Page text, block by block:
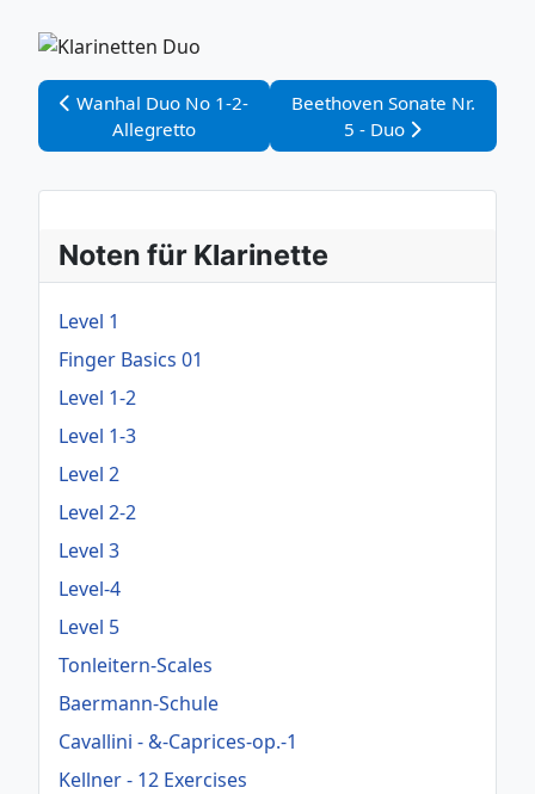
Vorheriger Beitrag: Wanhal Duo No 1-2-Allegretto
Wanhal Duo No 1-2-
Allegretto
Nächster Beitrag:
Beethoven Sonate Nr.
5 - Duo
Noten für Klarinette
Level 1
Finger Basics 01
Level 1-2
Level 1-3
Level 2
Level 2-2
Level 3
Level-4
Level 5
Tonleitern-Scales
Baermann-Schule
Cavallini - &-Caprices-op.-1
Kellner - 12 Exercises